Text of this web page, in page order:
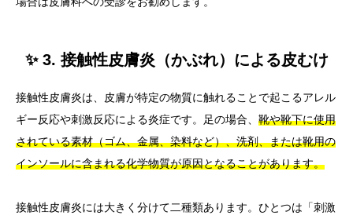
✨ 3. 接触性皮膚炎（かぶれ）による皮むけ
接触性皮膚炎は、皮膚が特定の物質に触れることで起こるアレル
ギー反応や刺激反応による炎症です。足の場合、 靴や靴下に使用
されている素材（ゴム、金属、染料など）、洗剤、または靴用の
インソールに含まれる化学物質が原因となることがあります。
接触性皮膚炎には大きく分けて二種類あります。ひとつは「刺激